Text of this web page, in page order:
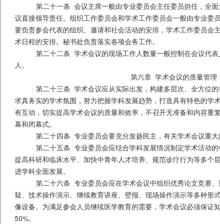
第二十一条 会议主席一般由专业委员会主任委员担任，全
议直接领导责任。组织工作委员会和学术工作委员会一般由专业委
要负责参会代表的组织、邀请和社会活动的安排，学术工作委员会
术日程的安排。秘书处负责落实各项会务工作。
第二十二条 学术会议的现场工作人数量一般控制在会议代
人。
第六章 学术会议的质量管理
第二十三条 学术会议应从实际出发，构建多层次、全方位
求真务实的学术氛围，努力把握学科发展趋势，打造具有特色的学
有互动，切实提高学术会议的质量和效率，不召开无准备和内容重
幕和闭幕式。
第二十四条 专业委员会要充分发扬民主，有关学术会议重
第二十五条 专业委员会应结合学科发展情况制定学术活动
提高科研和临床水平、加快中青年人才培养、规范诊疗行为等多个
进学科全面发展。
第二十六条 专业委员会应在学术会议中组织优秀论文竞赛
疑、技术操作演示、继续教育讲座、壁报、现场操作演示等多种形
像设备。为满足参会人员继续医学教育的需要，学术会议必须保证
50%。